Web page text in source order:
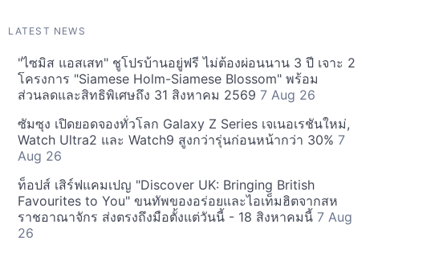
LATEST NEWS
"ไซมิส แอสเสท" ชูโปรบ้านอยู่ฟรี ไม่ต้องผ่อนนาน 3 ปี เจาะ 2
โครงการ "Siamese Holm-Siamese Blossom" พร้อม
ส่วนลดและสิทธิพิเศษถึง 31 สิงหาคม 2569 7 Aug 26
ซัมซุง เปิดยอดจองทั่วโลก Galaxy Z Series เจเนอเรชันใหม่,
Watch Ultra2 และ Watch9 สูงกว่ารุ่นก่อนหน้ากว่า 30% 7
Aug 26
ท็อปส์ เสิร์ฟแคมเปญ "Discover UK: Bringing British
Favourites to You" ขนทัพของอร่อยและไอเท็มฮิตจากสห
ราชอาณาจักร ส่งตรงถึงมือตั้งแต่วันนี้ - 18 สิงหาคมนี้ 7 Aug
26